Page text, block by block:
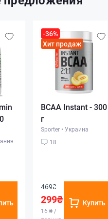
-36%
Хит продаж
BCAA Instant - 300
г
Sporter • Украина
18
469₴
299₴
16 ₴ /
Купить